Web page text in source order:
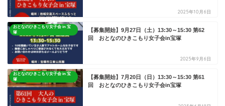
2025年10月6日
おとなのひきこもり女子会 in 宝
塚
【募集開始】9月27日（土）13:30～15:30 第62
回 おとなのひきこもり女子会in宝塚
2025年9月6日
おとなのひきこもり女子会 in 宝
塚
【募集開始】7月20日（日）13:30～15:30 第61
回 おとなのひきこもり女子会in宝塚